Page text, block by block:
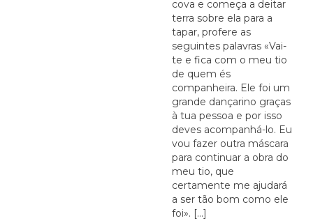
cova e começa a deitar
terra sobre ela para a
tapar, profere as
seguintes palavras «Vai-
te e fica com o meu tio
de quem és
companheira. Ele foi um
grande dançarino graças
à tua pessoa e por isso
deves acompanhá-lo. Eu
vou fazer outra máscara
para continuar a obra do
meu tio, que
certamente me ajudará
a ser tão bom como ele
foi». [...]